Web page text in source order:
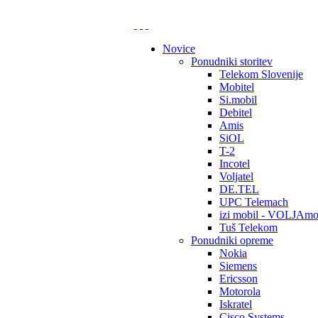
Novice
Ponudniki storitev
Telekom Slovenije
Mobitel
Si.mobil
Debitel
Amis
SiOL
T-2
Incotel
Voljatel
DE.TEL
UPC Telemach
izi mobil -
Tuš Telekom
Ponudniki opreme
Nokia
Siemens
Ericsson
Motorola
Iskratel